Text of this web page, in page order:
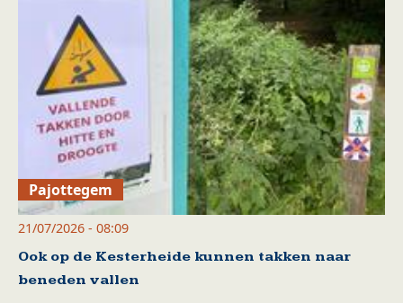
Pajottegem
21/07/2026 - 08:09
Ook op de Kesterheide kunnen takken naar
beneden vallen